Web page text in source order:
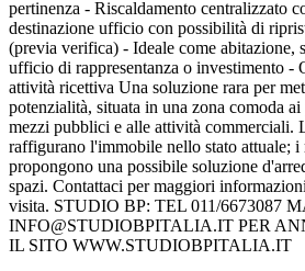
pertinenza - Riscaldamento centralizzato
destinazione ufficio con possibilità di
(previa verifica) - Ideale come abitazione,
ufficio di rappresentanza o investimento -
attività ricettiva Una soluzione rara per
potenzialità, situata in una zona comoda
mezzi pubblici e alle attività commerciali.
raffigurano l'immobile nello stato attuale; i
propongono una possibile soluzione
spazi. Contattaci per maggiori
visita. STUDIO BP: TEL 011/6673087
INFO@STUDIOBPITALIA.IT PER
IL SITO WWW.STUDIOBPITALIA.IT